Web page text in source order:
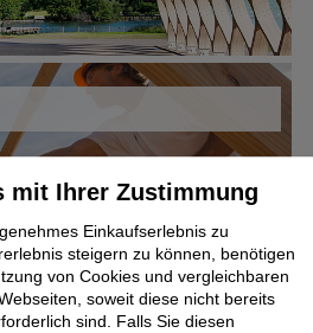
mit Ihrer Zustimmung
Einkaufserlebnis zu
steigern zu können, benötigen
von Cookies und vergleichbaren
soweit diese nicht bereits
sind. Falls Sie diesen